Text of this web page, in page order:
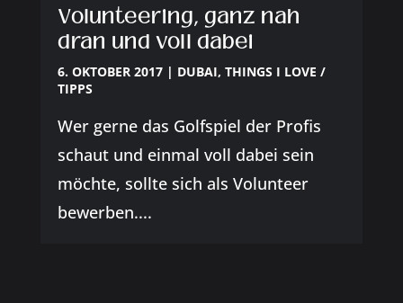
Volunteering, ganz nah
dran und voll dabei
6. OKTOBER 2017| DUBAI, THINGS I LOVE /
TIPPS
Wer gerne das Golfspiel der Profis
schaut und einmal voll dabei sein
möchte, sollte sich als Volunteer
bewerben....